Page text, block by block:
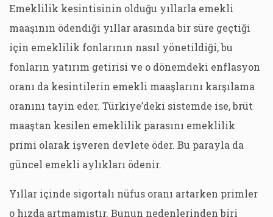
Emeklilik kesintisinin olduğu yıllarla emekli
maaşının ödendiği yıllar arasında bir süre geçtiği
için emeklilik fonlarının nasıl yönetildiği, bu
fonların yatırım getirisi ve o dönemdeki enflasyon
oranı da kesintilerin emekli maaşlarını karşılama
oranını tayin eder. Türkiye’deki sistemde ise, brüt
maaştan kesilen emeklilik parasını emeklilik
primi olarak işveren devlete öder. Bu parayla da
güncel emekli aylıkları ödenir.
Yıllar içinde sigortalı nüfus oranı artarken primler
o hızda artmamıştır. Bunun nedenlerinden biri